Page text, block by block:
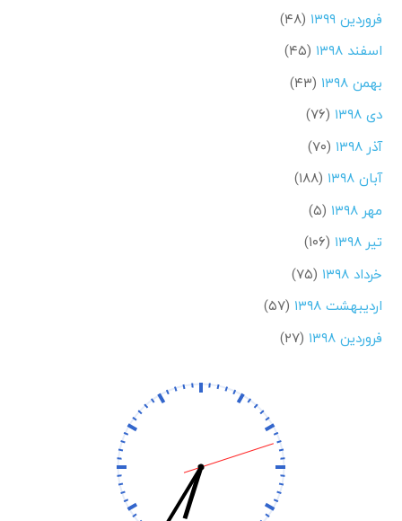
فروردین ۱۳۹۹
(۴۸)
اسفند ۱۳۹۸
(۴۵)
بهمن ۱۳۹۸
(۴۳)
دی ۱۳۹۸
(۷۶)
آذر ۱۳۹۸
(۷۰)
آبان ۱۳۹۸
(۱۸۸)
مهر ۱۳۹۸
(۵)
تیر ۱۳۹۸
(۱۰۶)
خرداد ۱۳۹۸
(۷۵)
اردیبهشت ۱۳۹۸
(۵۷)
فروردین ۱۳۹۸
(۲۷)